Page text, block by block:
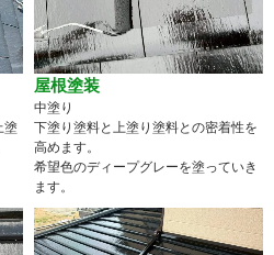
塗
屋根塗装
中塗り
下塗り塗料と上塗り塗料との密着性を
高めます。
希望色のディープグレーを塗っていき
ます。